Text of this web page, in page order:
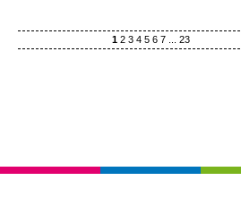
1 2 3 4 5 6 7 23